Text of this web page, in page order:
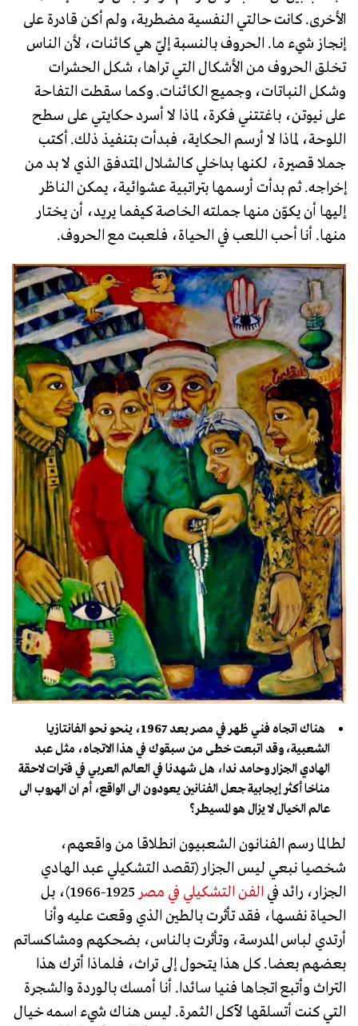
الأخرى. كانت حالتي النفسية مضطربة، ولم أكن قادرة على
إنجاز شيء ما. الحروف بالنسبة إليّ هي كائنات، لأن الناس
تخلق الحروف من الأشكال التي تراها، شكل الحشرات
وشكل النباتات، وجميع الكائنات. وكما سقطت التفاحة
على نيوتن، باغتتني فكرة، لماذا لا أسرد حكايتي على سطح
اللوحة، لماذا لا أرسم الحكاية، فبدأت بتنفيذ ذلك. أكتب
جملا قصيرة، لكنها بداخلي كالشلال المتدفق الذي لا بد من
إخراجه. ثم بدأت أرسمها بتراتبية عشوائية، يمكن الناظر
إليها أن يكوّن منها جملته الخاصة كيفما يريد، أن يختار
منها. أنا أحب اللعب في الحياة، فلعبت مع الحروف.
هناك اتجاه فني ظهر في مصر بعد 1967، ينحو نحو الفانتازيا
الشعبية، وقد اتبعت خطى من سبقوك في هذا الاتجاه، مثل عبد
الهادي الجزار وحامد ندا، هل شهدنا في العالم العربي في فترات لاحقة
مناخا أكثر إيجابية جعل الفنانين يعودون الى الواقع، أم ان الهروب الى
عالم الخيال لا يزال هو المسيطر؟
لطالما رسم الفنانون الشعبيون انطلاقا من واقعهم،
شخصيا نبعي ليس الجزار (تقصد التشكيلي عبد الهادي
الجزار، رائد في الفن التشكيلي في مصر
1925-1966)، بل
الحياة نفسها، فقد تأثرت بالطين الذي وقعت عليه وأنا
أرتدي لباس المدرسة، وتأثرت بالناس، بضحكهم ومشاكساتم
بعضهم بعضا. كل هذا يتحول إلى تراث، فلماذا أترك هذا
التراث وأتبع اتجاها فنيا سائدا. أنا أمسك بالوردة والشجرة
التي كنت أتسلقها لآكل الثمرة. ليس هناك شيء اسمه خيال